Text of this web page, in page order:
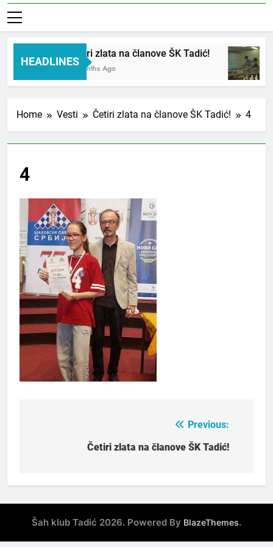
HEADLINES
Četiri zlata na članove ŠK Tadić!
3 Months Ago
Home Vesti Četiri zlata na članove ŠK Tadić! 4
4
navigation
Previous:
Četiri zlata na članove ŠK Tadić!
Šah klub Tadić 2026. Powered By BlazeThemes.